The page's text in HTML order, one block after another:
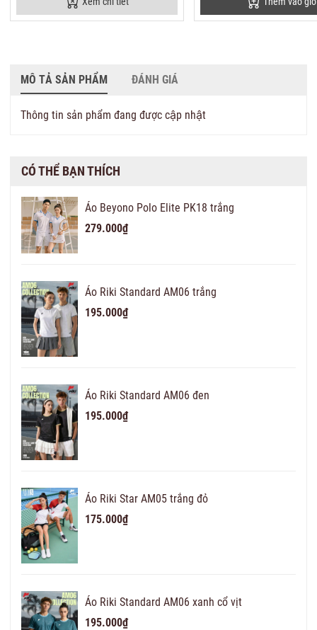
MÔ TẢ SẢN PHẨM ĐÁNH GIÁ
Thông tin sản phẩm đang được cập nhật
CÓ THỂ BẠN THÍCH
Áo Beyono Polo Elite PK18 trắng
279.000₫
Áo Riki Standard AM06 trắng
195.000₫
Áo Riki Standard AM06 đen
195.000₫
Áo Riki Star AM05 trắng đỏ
175.000₫
Áo Riki Standard AM06 xanh cổ vịt
195.000₫